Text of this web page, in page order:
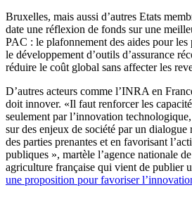
Bruxelles, mais aussi d’autres Etats
date une réflexion de fonds sur une
PAC : le plafonnement des aides pour les
le développement d’outils d’assurance
réduire le coût global sans affecter les
D’autres acteurs comme l’INRA en
doit innover. «Il faut renforcer les
seulement par l’innovation
sur des enjeux de société par un dialogue
des parties prenantes et en favorisant
publiques », martèle l’agence nationale
agriculture française qui vient de publier
une proposition pour favoriser